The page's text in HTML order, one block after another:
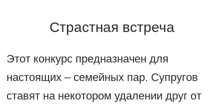
Страстная встреча
Этот конкурс предназначен для
настоящих – семейных пар. Супругов
ставят на некотором удалении друг от